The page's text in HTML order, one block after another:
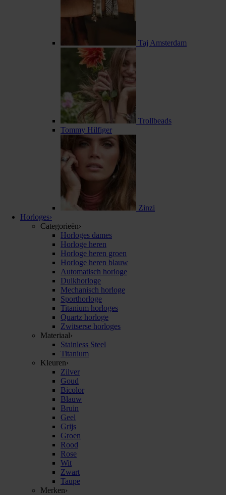
Taj Amsterdam
Trollbeads
Tommy Hilfiger
Zinzi
Horloges›
Categorieën›
Horloges dames
Horloge heren
Horloge heren groen
Horloge heren blauw
Automatisch horloge
Duikhorloge
Mechanisch horloge
Sporthorloge
Titanium horloges
Quartz horloge
Zwitserse horloges
Materiaal›
Stainless Steel
Titanium
Kleuren›
Zilver
Goud
Bicolor
Blauw
Bruin
Geel
Grijs
Groen
Rood
Rose
Wit
Zwart
Taupe
Merken›